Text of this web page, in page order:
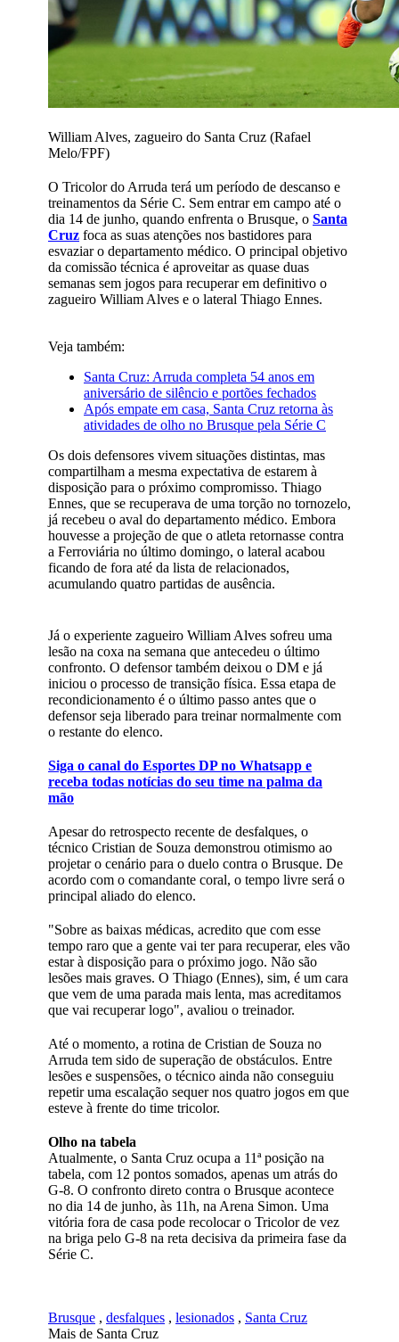
William Alves, zagueiro do Santa Cruz (Rafael
Melo/FPF)
O Tricolor do Arruda terá um período de descanso e
treinamentos da Série C. Sem entrar em campo até o
dia 14 de junho, quando enfrenta o Brusque, o Santa
Cruz foca as suas atenções nos bastidores para
esvaziar o departamento médico. O principal objetivo
da comissão técnica é aproveitar as quase duas
semanas sem jogos para recuperar em definitivo o
zagueiro William Alves e o lateral Thiago Ennes.
Veja também:
Santa Cruz: Arruda completa 54 anos em
aniversário de silêncio e portões fechados
Após empate em casa, Santa Cruz retorna às
atividades de olho no Brusque pela Série C
Os dois defensores vivem situações distintas, mas
compartilham a mesma expectativa de estarem à
disposição para o próximo compromisso. Thiago
Ennes, que se recuperava de uma torção no tornozelo,
já recebeu o aval do departamento médico. Embora
houvesse a projeção de que o atleta retornasse contra
a Ferroviária no último domingo, o lateral acabou
ficando de fora até da lista de relacionados,
acumulando quatro partidas de ausência.
Já o experiente zagueiro William Alves sofreu uma
lesão na coxa na semana que antecedeu o último
confronto. O defensor também deixou o DM e já
iniciou o processo de transição física. Essa etapa de
recondicionamento é o último passo antes que o
defensor seja liberado para treinar normalmente com
o restante do elenco.
Siga o canal do Esportes DP no Whatsapp e
receba todas notícias do seu time na palma da
mão
Apesar do retrospecto recente de desfalques, o
técnico Cristian de Souza demonstrou otimismo ao
projetar o cenário para o duelo contra o Brusque. De
acordo com o comandante coral, o tempo livre será o
principal aliado do elenco.
"Sobre as baixas médicas, acredito que com esse
tempo raro que a gente vai ter para recuperar, eles vão
estar à disposição para o próximo jogo. Não são
lesões mais graves. O Thiago (Ennes), sim, é um cara
que vem de uma parada mais lenta, mas acreditamos
que vai recuperar logo", avaliou o treinador.
Até o momento, a rotina de Cristian de Souza no
Arruda tem sido de superação de obstáculos. Entre
lesões e suspensões, o técnico ainda não conseguiu
repetir uma escalação sequer nos quatro jogos em que
esteve à frente do time tricolor.
Olho na tabela
Atualmente, o Santa Cruz ocupa a 11ª posição na
tabela, com 12 pontos somados, apenas um atrás do
G-8. O confronto direto contra o Brusque acontece
no dia 14 de junho, às 11h, na Arena Simon. Uma
vitória fora de casa pode recolocar o Tricolor de vez
na briga pelo G-8 na reta decisiva da primeira fase da
Série C.
Brusque , desfalques , lesionados , Santa Cruz
Mais de Santa Cruz